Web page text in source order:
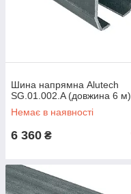
Шина напрямна Alutech
SG.01.002.A (довжина 6 м)
Немає в наявності
6 360 ₴